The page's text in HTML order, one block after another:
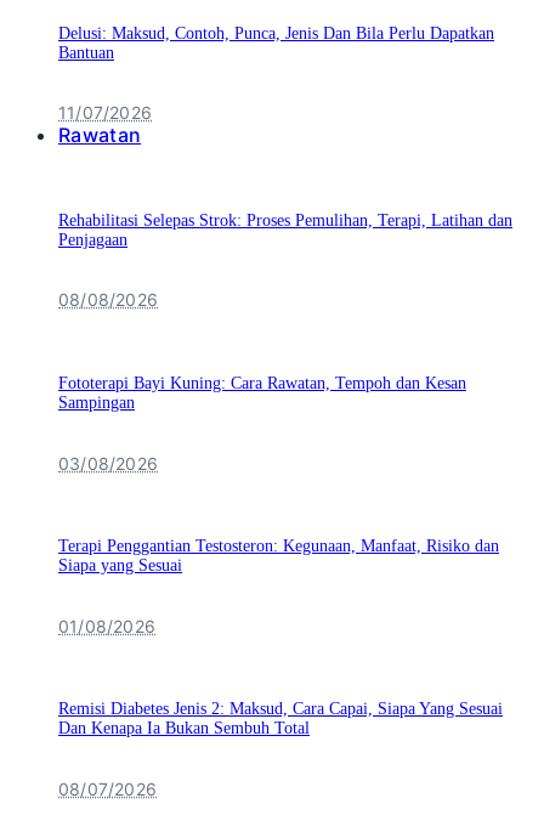
Delusi: Maksud, Contoh, Punca, Jenis Dan Bila Perlu Dapatkan
Bantuan
11/07/2026
Rawatan
Rehabilitasi Selepas Strok: Proses Pemulihan, Terapi, Latihan dan
Penjagaan
08/08/2026
Fototerapi Bayi Kuning: Cara Rawatan, Tempoh dan Kesan
Sampingan
03/08/2026
Terapi Penggantian Testosteron: Kegunaan, Manfaat, Risiko dan
Siapa yang Sesuai
01/08/2026
Remisi Diabetes Jenis 2: Maksud, Cara Capai, Siapa Yang Sesuai
Dan Kenapa Ia Bukan Sembuh Total
08/07/2026